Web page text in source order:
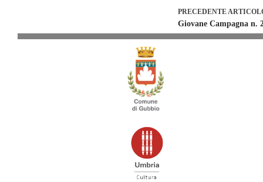
PRECEDENTE
Giovane Campagna n.